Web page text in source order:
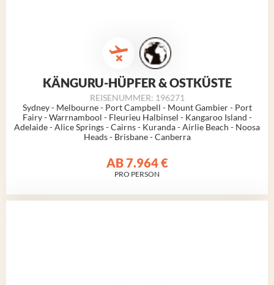
KÄNGURU-HÜPFER & OSTKÜSTE
REISENUMMER: 196271
Sydney - Melbourne - Port Campbell - Mount Gambier - Port
Fairy - Warrnambool - Fleurieu Halbinsel - Kangaroo Island -
Adelaide - Alice Springs - Cairns - Kuranda - Airlie Beach - Noosa
Heads - Brisbane - Canberra
AB7.964 €
PRO PERSON